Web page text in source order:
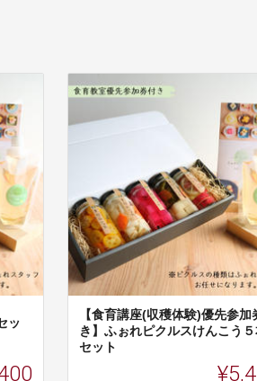
ッ
【食育講座(収穫体験)優先参加
き】ふぉれピクルスけんこう
セット